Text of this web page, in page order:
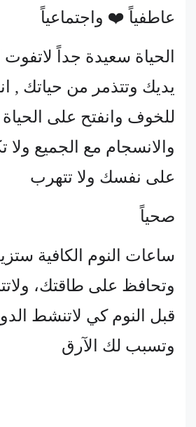
عاطفياً ❤️ واجتماعياً
الحياة سعيدة جداً
يديك وتتذمر من حياتك ,
للخوف وانفتح على
والانسجام مع الجميع
على نفسك ولا تتهرب
صحياً
ساعات النوم الكافية
وتحافظ على طاقتك،
قبل النوم كي لاتنشط
وتسبب لك الآرق